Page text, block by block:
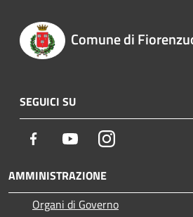
Comune di
SEGUICI SU
Facebook YoutubeInstagram
AMMINISTRAZIONE
Organi di Governo